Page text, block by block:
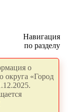
Навигация
по разделу
о
округа «Город